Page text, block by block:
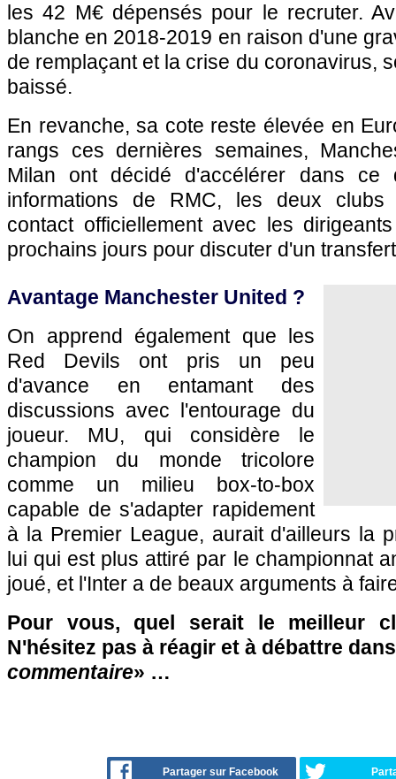
les 42 M€ dépensés pour le recruter.
blanche en 2018-2019 en raison d'une
de remplaçant et la crise du coronavirus,
baissé.
En revanche, sa cote reste élevée en
rangs ces dernières semaines,
Milan ont décidé d'accélérer dans ce
informations de RMC, les deux clubs
contact officiellement avec les
prochains jours pour discuter d'un
Avantage Manchester United ?
On apprend également que les
Red Devils ont pris un peu
d'avance en entamant des
discussions avec l'entourage du
joueur. MU, qui considère le
champion du monde tricolore
comme un milieu box-to-box
capable de s'adapter rapidement
à la Premier League, aurait d'ailleurs la
lui qui est plus attiré par le championnat
joué, et l'Inter a de beaux arguments à
Pour vous, quel serait le meilleur
N'hésitez pas à réagir et à débattre
commentaire» …
Partager sur Facebook